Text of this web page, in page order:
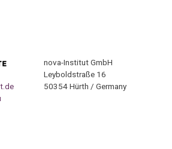
nova-Institut GmbH
Leyboldstraße 16
50354 Hürth / Germany